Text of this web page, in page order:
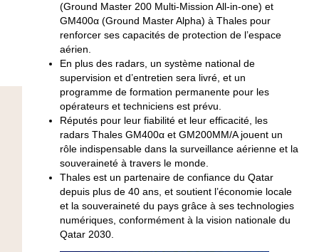
(Ground Master 200 Multi-Mission All-in-one) et
GM400α (Ground Master Alpha) à Thales pour
renforcer ses capacités de protection de l’espace
aérien.
En plus des radars, un système national de
supervision et d’entretien sera livré, et un
programme de formation permanente pour les
opérateurs et techniciens est prévu.
Réputés pour leur fiabilité et leur efficacité, les
radars Thales GM400α et GM200MM/A jouent un
rôle indispensable dans la surveillance aérienne et la
souveraineté à travers le monde.
Thales est un partenaire de confiance du Qatar
depuis plus de 40 ans, et soutient l’économie locale
et la souveraineté du pays grâce à ses technologies
numériques, conformément à la vision nationale du
Qatar 2030.